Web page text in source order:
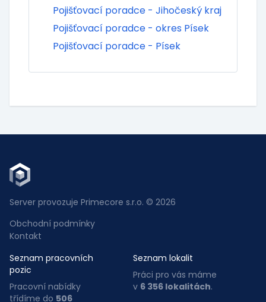
Pojišťovací poradce - Jihočeský kraj
Pojišťovací poradce - okres Písek
Pojišťovací poradce - Písek
Server provozuje Primecore s.r.o. © 2026
Obchodní podmínky
Kontakt
Seznam pracovních
pozic
Pracovní nabídky
třídíme do 506
Seznam lokalit
Práci pro vás máme
v 6 356 lokalitách.